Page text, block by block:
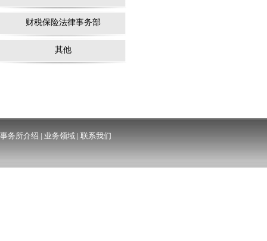
财税保险法律事务部
其他
事务所介绍 | 业务领域 | 联系我们